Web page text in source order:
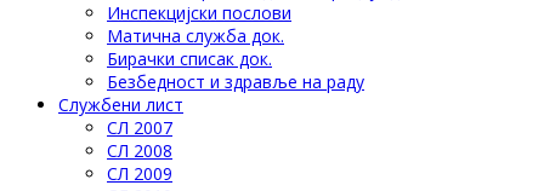
Инспекцијски послови
Матична служба док.
Бирачки списак док.
Безбедност и здравље на раду
Службени лист
СЛ 2007
СЛ 2008
СЛ 2009